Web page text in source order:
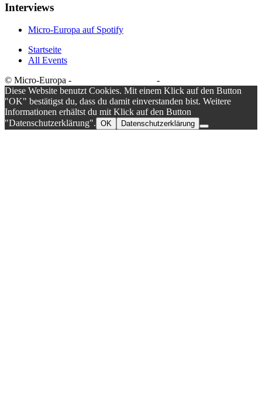
Interviews
Micro-Europa auf Spotify
Startseite
All Events
© Micro-Europa -
-
Diese Website benutzt Cookies. Mit einem Klick auf den Button
"OK" bestätigst du, dass du damit einverstanden bist. Weitere
Informationen erhältst du mit Klick auf den Button
"Datenschutzerklärung". OK Datenschutzerklärung